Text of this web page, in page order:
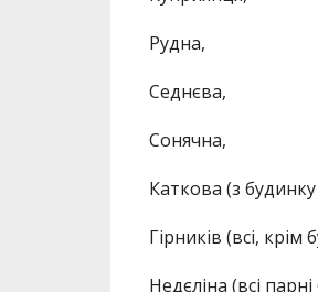
Рудна,
Седнєва,
Сонячна,
Каткова (з
Гірників (всі,
Недєліна (всі